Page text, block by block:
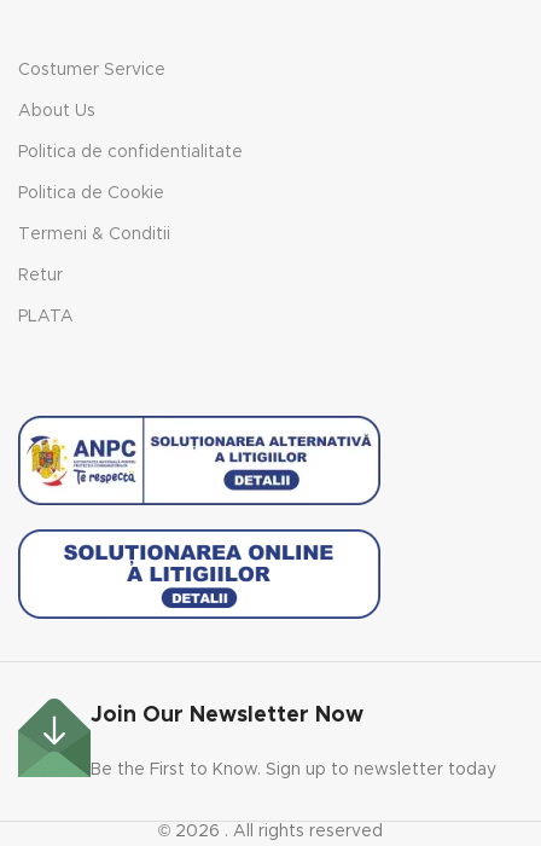
Costumer Service
About Us
Politica de confidentialitate
Politica de Cookie
Termeni & Conditii
Retur
PLATA
Join Our Newsletter Now
Be the First to Know. Sign up to newsletter today
© 2026 . All rights reserved